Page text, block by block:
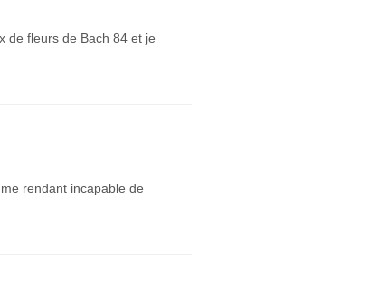
de fleurs de Bach 84 et je
rendant incapable de